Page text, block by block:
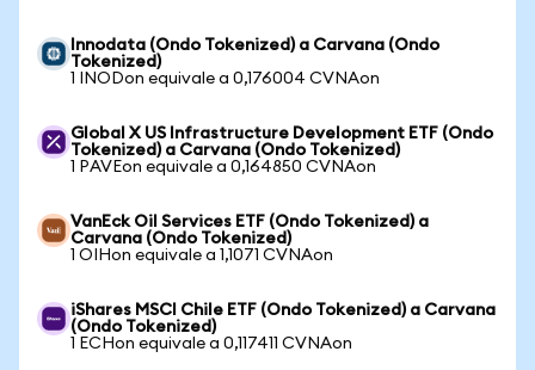
Innodata (Ondo Tokenized) a Carvana (Ondo
Tokenized)
1 INODon equivale a 0,176004 CVNAon
Global X US Infrastructure Development ETF (Ondo
Tokenized) a Carvana (Ondo Tokenized)
1 PAVEon equivale a 0,164850 CVNAon
VanEck Oil Services ETF (Ondo Tokenized) a
Carvana (Ondo Tokenized)
1 OIHon equivale a 1,1071 CVNAon
iShares MSCI Chile ETF (Ondo Tokenized) a Carvana
(Ondo Tokenized)
1 ECHon equivale a 0,117411 CVNAon